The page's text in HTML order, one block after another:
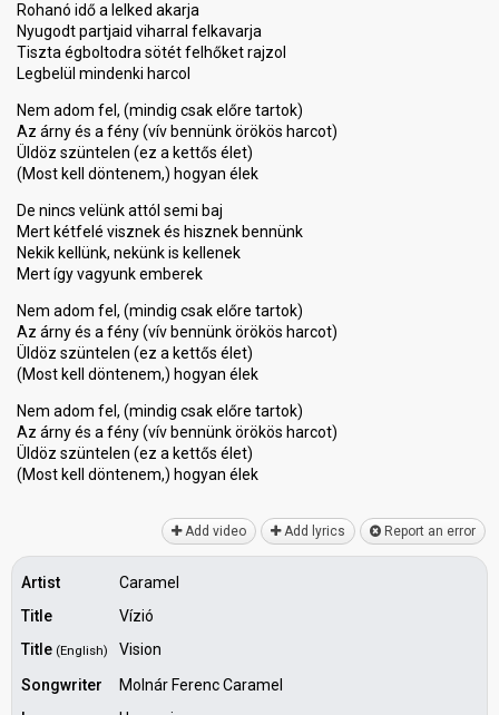
Rohanó idő a lelked akarja
Nyugodt partjaid viharral felkavarja
Tiszta égboltodra sötét felhőket rajzol
Legbelül mindenki harcol
Nem adom fel, (mindig csak előre tartok)
Az árny és a fény (vív bennünk örökös harcot)
Üldöz szüntelen (ez a kettős élet)
(Most kell döntenem,) hogyan élek
De nincs velünk attól semi baj
Mert kétfelé visznek és hisznek bennünk
Nekik kellünk, nekünk is kellenek
Mert így vagyunk emberek
Nem adom fel, (mindig csak előre tartok)
Az árny és a fény (vív bennünk örökös harcot)
Üldöz szüntelen (ez a kettős élet)
(Most kell döntenem,) hogyan élek
Nem adom fel, (mindig csak előre tartok)
Az árny és a fény (vív bennünk örökös harcot)
Üldöz szüntelen (ez a kettős élet)
(Moѕt kell döntenem,) hogyаn élek
Add video Add lyrics Report an error
Artist
Caramel
Title
Vízió
Title (English)
Vision
Songwriter
Molnár Ferenc Caramel